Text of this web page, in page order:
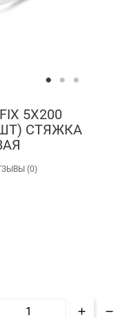
5Х200
СТЯЖКА
(0)